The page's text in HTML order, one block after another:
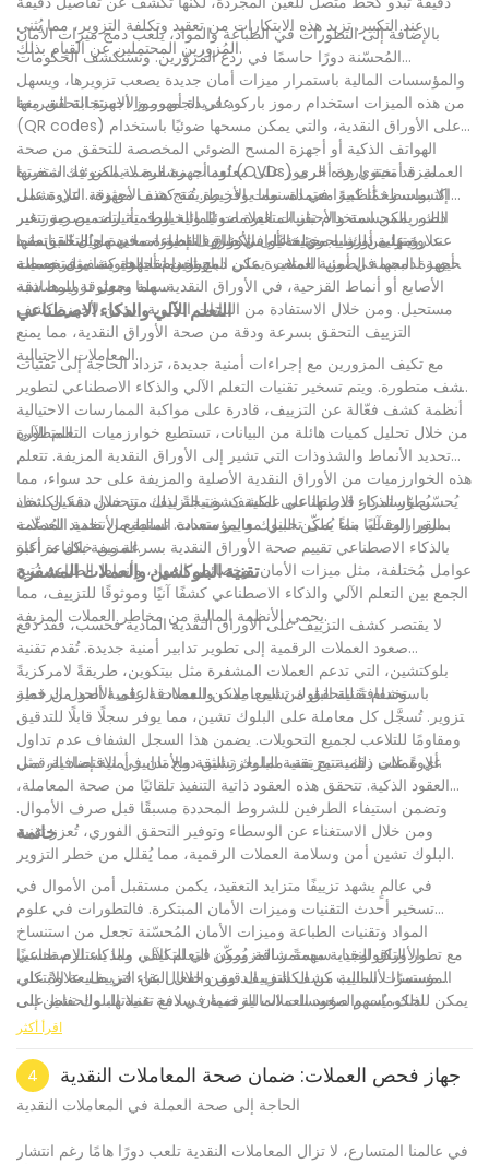
عند التكبير. تزيد هذه الابتكارات من تعقيد وتكلفة التزوير، مما يُثني
المُزورين المحتملين عن القيام بذلك.
بالإضافة إلى التطورات في الطباعة والمواد، يلعب دمج ميزات الأمان
المُحسّنة دورًا حاسمًا في ردع المُزوّرين. وتستكشف الحكومات
والمؤسسات المالية باستمرار ميزات أمان جديدة يصعب تزويرها، ويسهل
على الجمهور والأجهزة التحقق منها.
من هذه الميزات استخدام رموز باركود فريدة أو رموز الاستجابة السريعة
(QR codes) على الأوراق النقدية، والتي يمكن مسحها ضوئيًا باستخدام
الهواتف الذكية أو أجهزة المسح الضوئي المخصصة للتحقق من صحة
العملة. قد تحتوي هذه الرموز على معلومات مشفرة لا يمكن فك شفرتها
إلا بواسطة أنظمة معتمدة، مما يوفر طريقة كشف موثوقة. علاوة على
ذلك، يمكن استخدام تقنيات العلامات المائية الرقمية لتضمين صور غير
مرئية أو شبه مرئية على الأوراق النقدية، مما يسهل التحقق منها
باستخدام أجهزة كشف متخصصة.
تُعد أجهزة البصمة الضوئية المتغيرة (OVDs) ميزة أمنية بارزة أخرى
اكتسبت زخمًا كبيرًا في السنوات الأخيرة. تُنتج هذه الأجهزة، التي تشمل
الصور المجسمة والأحبار المتغيرة ضوئيًا والخيوط، تأثيرات بصرية تتغير
عند رؤيتها من زوايا مختلفة أو في ظروف إضاءة محددة. ويُصعّب تعقيد
أجهزة البصمة الضوئية المتغيرة على المزورين تقليدها، مما يوفر وسيلة
سهلة وموثوقة للمصادقة.
علاوة على ذلك، يجري حاليًا استكشاف التطورات في مجال القياسات
الحيوية لدمجها في أمن العملات. يمكن دمج السمات الحيوية، مثل بصمات
الأصابع أو أنماط القزحية، في الأوراق النقدية، مما يجعل تزويرها شبه
مستحيل. ومن خلال الاستفادة من البيانات الحيوية، يمكن لأجهزة كشف
التزييف التحقق بسرعة ودقة من صحة الأوراق النقدية، مما يمنع
المعاملات الاحتيالية.
التعلم الآلي والذكاء الاصطناعي
مع تكيف المزورين مع إجراءات أمنية جديدة، تزداد الحاجة إلى تقنيات
كشف متطورة. ويتم تسخير تقنيات التعلم الآلي والذكاء الاصطناعي لتطوير
أنظمة كشف فعّالة عن التزييف، قادرة على مواكبة الممارسات الاحتيالية
المتطورة.
من خلال تحليل كميات هائلة من البيانات، تستطيع خوارزميات التعلم الآلي
تحديد الأنماط والشذوذات التي تشير إلى الأوراق النقدية المزيفة. تتعلم
هذه الخوارزميات من الأوراق النقدية الأصلية والمزيفة على حد سواء، مما
يُحسّن باستمرار قدراتها على الكشف. ونتيجةً لذلك، تتحسن دقة الكشف
بمرور الوقت، مما يُمكّن البنوك والمؤسسات المالية من تحديد العملات
المزيفة بكفاءة أكبر.
يُطوّر الذكاء الاصطناعي عملية كشف التزييف من خلال تمكين اتخاذ
القرارات آليًا بناءً على تحليل معايير متعددة. تستطيع الأنظمة المُدعّمة
بالذكاء الاصطناعي تقييم صحة الأوراق النقدية بسرعة من خلال مراعاة
عوامل مُختلفة، مثل ميزات الأمان، وخصائص المواد، وأنماط الطباعة. يُتيح
الجمع بين التعلم الآلي والذكاء الاصطناعي كشفًا آنيًا وموثوقًا للتزييف، مما
يحمي الأنظمة المالية من مخاطر العملات المزيفة.
تقنية البلوكشين والعملات المشفرة
لا يقتصر كشف التزييف على الأوراق النقدية المادية فحسب، فقد دفع
صعود العملات الرقمية إلى تطوير تدابير أمنية جديدة. تُقدم تقنية
بلوكتشين، التي تدعم العملات المشفرة مثل بيتكوين، طريقةً لامركزيةً
وشفافةً للتحقق من المعاملات والمصادقة على الأصول الرقمية.
باستخدام تقنية البلوك تشين، يمكن للعملات الرقمية الحد من خطر
التزوير. تُسجَّل كل معاملة على البلوك تشين، مما يوفر سجلًا قابلًا للتدقيق
ومقاومًا للتلاعب لجميع التحويلات. يضمن هذا السجل الشفاف عدم تداول
أي عملات رقمية مزيفة، مما يعزز الثقة والأمان في الاقتصاد الرقمي.علاوةً على ذلك، تتيح تقنية البلوك تشين دمج تدابير أمنية إضافية، مثل
العقود الذكية. تتحقق هذه العقود ذاتية التنفيذ تلقائيًا من صحة المعاملة،
وتضمن استيفاء الطرفين للشروط المحددة مسبقًا قبل صرف الأموال.
ومن خلال الاستغناء عن الوسطاء وتوفير التحقق الفوري، تُعزز تقنية
البلوك تشين أمن وسلامة العملات الرقمية، مما يُقلل من خطر التزوير.
خاتمة
في عالمٍ يشهد تزييفًا متزايد التعقيد، يكمن مستقبل أمن الأموال في
تسخير أحدث التقنيات وميزات الأمان المبتكرة. فالتطورات في علوم
المواد وتقنيات الطباعة وميزات الأمان المُحسّنة تجعل من استنساخ
الأوراق النقدية مهمةً شاقة. يُمكّن التعلم الآلي والذكاء الاصطناعي
المؤسسات المالية من الكشف الدقيق والفعال عن التزييف. علاوةً على
ذلك، يُسهم صعود العملات الرقمية في دفع تقنية البلوك تشين إلى
مع تطور التكنولوجيا، سيستمر المزورون في التكيف، مما يستلزم تحسينًا
مستمرًا لأساليب كشف التزييف. ومن خلال البقاء في طليعة الابتكار،
يمكن للحكومات والمؤسسات المالية ضمان سلامة عملاتها، والحفاظ على
الثقة، وحماية اقتصاداتها لسنوات قادمة. لم يعد كشف التزييف مجرد
المشروعة.
.
اقرأ أكثر
4 جهاز فحص العملات: ضمان صحة المعاملات النقدية
الحاجة إلى صحة العملة في المعاملات النقدية
في عالمنا المتسارع، لا تزال المعاملات النقدية تلعب دورًا هامًا رغم انتشار